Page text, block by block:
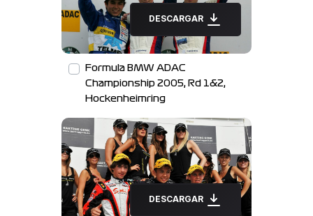
DESCARGAR
Formula BMW ADAC
Championship 2005, Rd 1&2,
Hockenheimring
DESCARGAR